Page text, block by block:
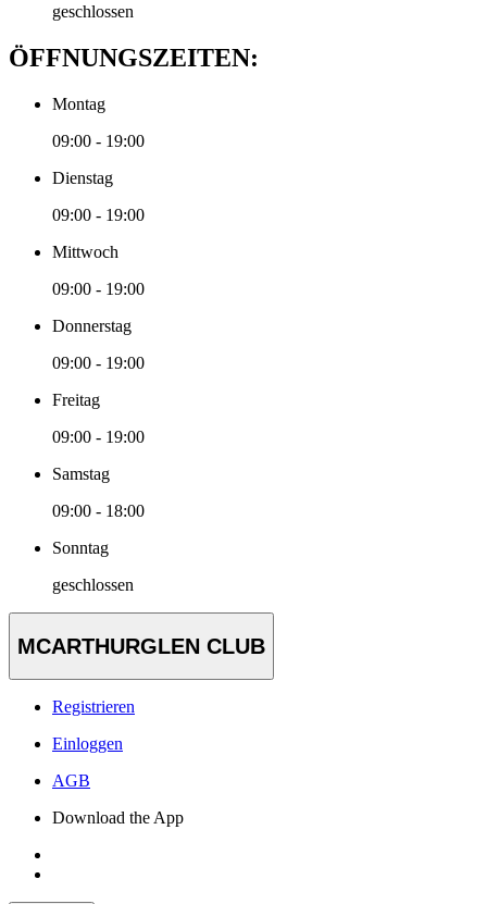
geschlossen
ÖFFNUNGSZEITEN:
Montag
09:00 - 19:00
Dienstag
09:00 - 19:00
Mittwoch
09:00 - 19:00
Donnerstag
09:00 - 19:00
Freitag
09:00 - 19:00
Samstag
09:00 - 18:00
Sonntag
geschlossen
MCARTHURGLEN CLUB
Registrieren
Einloggen
AGB
Download the App